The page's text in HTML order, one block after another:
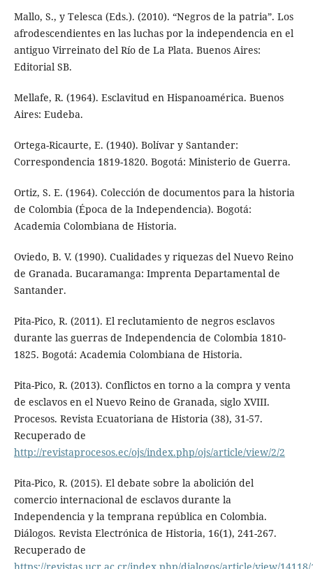
Mallo, S., y Telesca (Eds.). (2010). “Negros de la patria”. Los
afrodescendientes en las luchas por la independencia en el
antiguo Virreinato del Río de La Plata. Buenos Aires:
Editorial SB.
Mellafe, R. (1964). Esclavitud en Hispanoamérica. Buenos
Aires: Eudeba.
Ortega-Ricaurte, E. (1940). Bolívar y Santander:
Correspondencia 1819-1820. Bogotá: Ministerio de Guerra.
Ortiz, S. E. (1964). Colección de documentos para la historia
de Colombia (Época de la Independencia). Bogotá:
Academia Colombiana de Historia.
Oviedo, B. V. (1990). Cualidades y riquezas del Nuevo Reino
de Granada. Bucaramanga: Imprenta Departamental de
Santander.
Pita-Pico, R. (2011). El reclutamiento de negros esclavos
durante las guerras de Independencia de Colombia 1810-
1825. Bogotá: Academia Colombiana de Historia.
Pita-Pico, R. (2013). Conflictos en torno a la compra y venta
de esclavos en el Nuevo Reino de Granada, siglo XVIII.
Procesos. Revista Ecuatoriana de Historia (38), 31-57.
Recuperado de
http://revistaprocesos.ec/ojs/index.php/ojs/article/view/2/2
Pita-Pico, R. (2015). El debate sobre la abolición del
comercio internacional de esclavos durante la
Independencia y la temprana república en Colombia.
Diálogos. Revista Electrónica de Historia, 16(1), 241-267.
Recuperado de